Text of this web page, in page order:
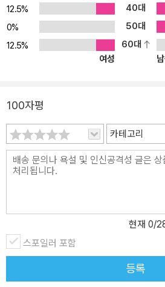
와 표 등의 자료를 최신 자료로 업데이트
맞지 않는 부분들 또한 모두 수정하였습니다. 《원자력 논쟁》을
원자력이 정말로 인류에게 이로운지, 꼭
다는 점에서 초등학생은 물론 중고생까지
업이 중요하게 다루어지고 있는 지금의 교
생 토론대회>는 올바른 토론의 방법을 알
습니다. 책을 읽으면서 그 흐름을 따라가
국, 중국, 일본 세 나라를 둘러싼 치열한 역사 논쟁 2권 《
원자력 발전, 지구 온난화, 대체에너지 개
기되고 있는 환경 논쟁 3권 《복지 논쟁》 무상 급식, 반값 등록금, 의
료 민영화 등 뜨거운 이슈로 떠오르는 복지와 관련
화 논쟁》 소득, 교육, 문화, 건강, 주거 등
12.5%
40대
0%
50대
12.5%
60대
여성
100자평
카테고리
현재 0/
스포일러 포함
등록